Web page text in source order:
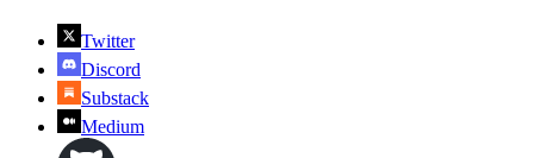
Twitter
Discord
Substack
Medium